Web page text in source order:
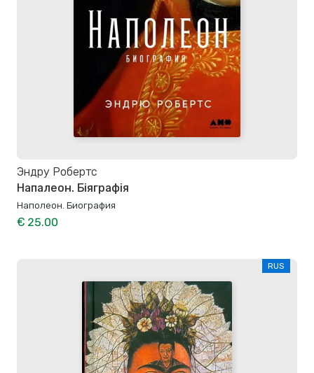
Эндру Робертс
Напалеон. Біяграфія
Наполеон. Биография
€ 25.00
RUS